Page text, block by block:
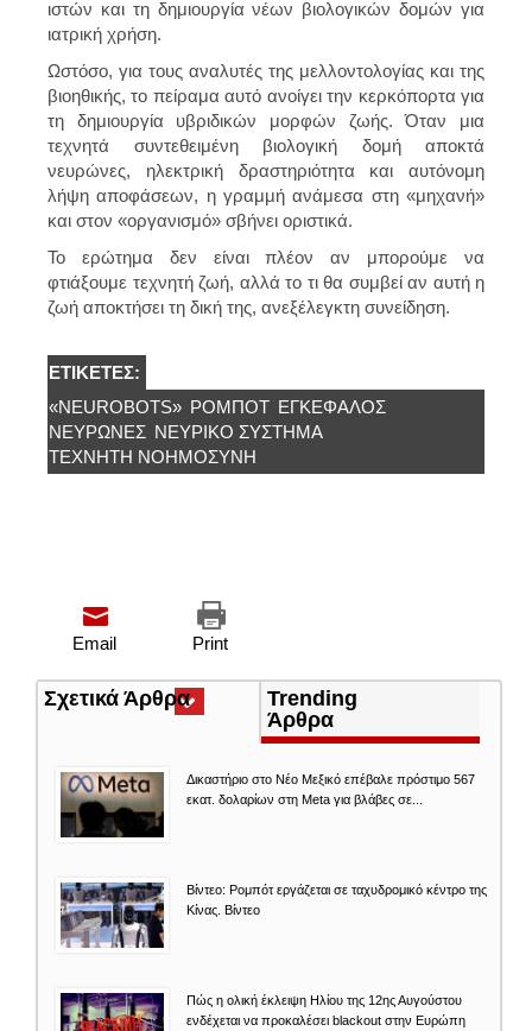
ιστών και τη δημιουργία νέων βιολογικών δομών για
ιατρική χρήση.
Ωστόσο, για τους αναλυτές της μελλοντολογίας και της
βιοηθικής, το πείραμα αυτό ανοίγει την κερκόπορτα για
τη δημιουργία υβριδικών μορφών ζωής. Όταν μια
τεχνητά συντεθειμένη βιολογική δομή αποκτά
νευρώνες, ηλεκτρική δραστηριότητα και αυτόνομη
λήψη αποφάσεων, η γραμμή ανάμεσα στη «μηχανή»
και στον «οργανισμό» σβήνει οριστικά.
Το ερώτημα δεν είναι πλέον αν μπορούμε να
φτιάξουμε τεχνητή ζωή, αλλά το τι θα συμβεί αν αυτή η
ζωή αποκτήσει τη δική της, ανεξέλεγκτη συνείδηση.
ΕΤΙΚΈΤΕΣ:
«NEUROBOTS» ΡΟΜΠΟΤ ΕΓΚΈΦΑΛΟΣ
ΝΕΥΡΩΝΕΣ ΝΕΥΡΙΚΌ ΣΎΣΤΗΜΑ
ΤΕΧΝΗΤΉ ΝΟΗΜΟΣΎΝΗ
Print
Email
Σχετικά Άρθρα(ενεργή
καρτέλα)
Trending
Άρθρα
Δικαστήριο στο Νέο Μεξικό επέβαλε πρόστιμο 567
εκατ. δολαρίων στη Meta για βλάβες σε...
Βίντεο: Ρομπότ εργάζεται σε ταχυδρομικό κέντρο της
Κίνας. Βίντεο
Πώς η ολική έκλειψη Ηλίου της 12ης Αυγούστου
ενδέχεται να προκαλέσει blackout στην Ευρώπη